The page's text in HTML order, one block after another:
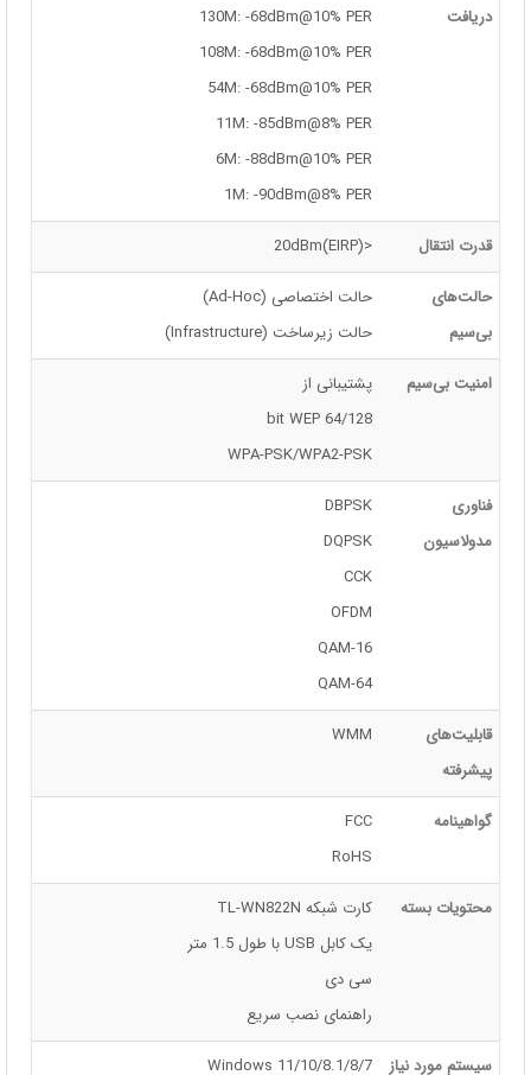
دریافت
130M: -68dBm@10% PER
108M: -68dBm@10% PER
54M: -68dBm@10% PER
11M: -85dBm@8% PER
6M: -88dBm@10% PER
1M: -90dBm@8% PER
قدرت انتقال <20dBm(EIRP)
حالت‌های
بی‌سیم
حالت اختصاصی (Ad-Hoc)
حالت زیرساخت (Infrastructure)
امنیت بی‌سیم
پشتیبانی از
64/128 bit WEP
WPA-PSK/WPA2-PSK
فناوری
مدولاسیون
DBPSK
DQPSK
CCK
OFDM
16-QAM
64-QAM
قابلیت‌های
پیشرفته
WMM
گواهینامه
FCC
RoHS
محتویات بسته
کارت شبکه TL-WN822N
یک کابل USB با طول 1.5 متر
سی دی
راهنمای نصب سریع
سیستم مورد نیاز Windows 11/10/8.1/8/7